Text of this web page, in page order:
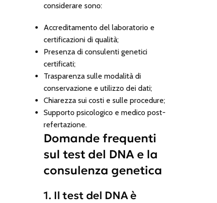
considerare sono:
Accreditamento del laboratorio e
certificazioni di qualità;
Presenza di consulenti genetici
certificati;
Trasparenza sulle modalità di
conservazione e utilizzo dei dati;
Chiarezza sui costi e sulle procedure;
Supporto psicologico e medico post-
refertazione.
Domande frequenti
sul test del DNA e la
consulenza genetica
1. Il test del DNA è